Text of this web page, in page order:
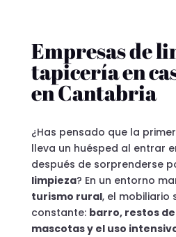
Empresas de
tapicería en
en Cantabria
¿Has pensado que la
lleva un huésped al entrar
después de sorprenderse
limpieza? En un entorno
turismo rural, el mobiliario
constante: barro, restos
mascotas y el uso